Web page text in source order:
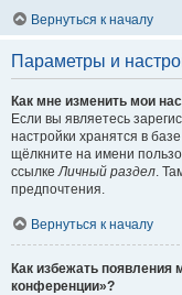
Вернуться к началу
Параметры и
Как мне изменить мои
Если вы являетесь
настройки хранятся в
щёлкните на имени
ссылкеЛичный раздел.
предпочтения.
Вернуться к началу
Как избежать появления
конференции»?